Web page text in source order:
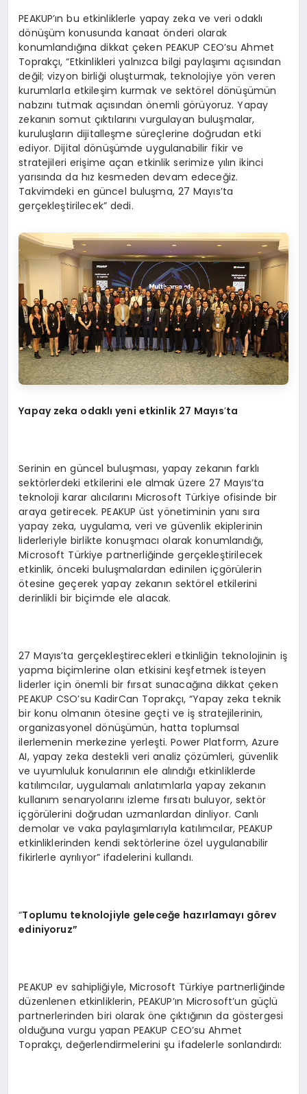
PEAKUP’ın bu etkinliklerle yapay zeka ve veri odaklı
dönüşüm konusunda kanaat önderi olarak
konumlandığına dikkat çeken PEAKUP CEO’su Ahmet
Toprakçı, “Etkinlikleri yalnızca bilgi paylaşımı açısından
değil; vizyon birliği oluşturmak, teknolojiye yön veren
kurumlarla etkileşim kurmak ve sektörel dönüşümün
nabzını tutmak açısından önemli görüyoruz. Yapay
zekanın somut çıktılarını vurgulayan buluşmalar,
kuruluşların dijitalleşme süreçlerine doğrudan etki
ediyor. Dijital dönüşümde uygulanabilir fikir ve
stratejileri erişime açan etkinlik serimize yılın ikinci
yarısında da hız kesmeden devam edeceğiz.
Takvimdeki en güncel buluşma, 27 Mayıs’ta
gerçekleştirilecek” dedi.
Yapay zeka odaklı yeni etkinlik 27 Mayıs’ta
Serinin en güncel buluşması, yapay zekanın farklı
sektörlerdeki etkilerini ele almak üzere 27 Mayıs’ta
teknoloji karar alıcılarını Microsoft Türkiye ofisinde bir
araya getirecek. PEAKUP üst yönetiminin yanı sıra
yapay zeka, uygulama, veri ve güvenlik ekiplerinin
liderleriyle birlikte konuşmacı olarak konumlandığı,
Microsoft Türkiye partnerliğinde gerçekleştirilecek
etkinlik, önceki buluşmalardan edinilen içgörülerin
ötesine geçerek yapay zekanın sektörel etkilerini
derinlikli bir biçimde ele alacak.
27 Mayıs’ta gerçekleştirecekleri etkinliğin teknolojinin iş
yapma biçimlerine olan etkisini keşfetmek isteyen
liderler için önemli bir fırsat sunacağına dikkat çeken
PEAKUP CSO’su KadirCan Toprakçı, “Yapay zeka teknik
bir konu olmanın ötesine geçti ve iş stratejilerinin,
organizasyonel dönüşümün, hatta toplumsal
ilerlemenin merkezine yerleşti. Power Platform, Azure
AI, yapay zeka destekli veri analiz çözümleri, güvenlik
ve uyumluluk konularının ele alındığı etkinliklerde
katılımcılar, uygulamalı anlatımlarla yapay zekanın
kullanım senaryolarını izleme fırsatı buluyor, sektör
içgörülerini doğrudan uzmanlardan dinliyor. Canlı
demolar ve vaka paylaşımlarıyla katılımcılar, PEAKUP
etkinliklerinden kendi sektörlerine özel uygulanabilir
fikirlerle ayrılıyor” ifadelerini kullandı.
“Toplumu teknolojiyle geleceğe hazırlamayı görev
ediniyoruz”
PEAKUP ev sahipliğiyle, Microsoft Türkiye partnerliğinde
düzenlenen etkinliklerin, PEAKUP’ın Microsoft’un güçlü
partnerlerinden biri olarak öne çıktığının da göstergesi
olduğuna vurgu yapan PEAKUP CEO’su Ahmet
Toprakçı, değerlendirmelerini şu ifadelerle sonlandırdı: